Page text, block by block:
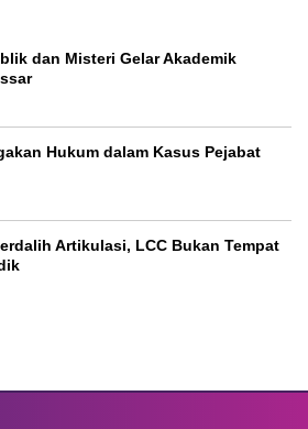
dan Misteri Gelar Akademik
Hukum dalam Kasus Pejabat
Artikulasi, LCC Bukan Tempat